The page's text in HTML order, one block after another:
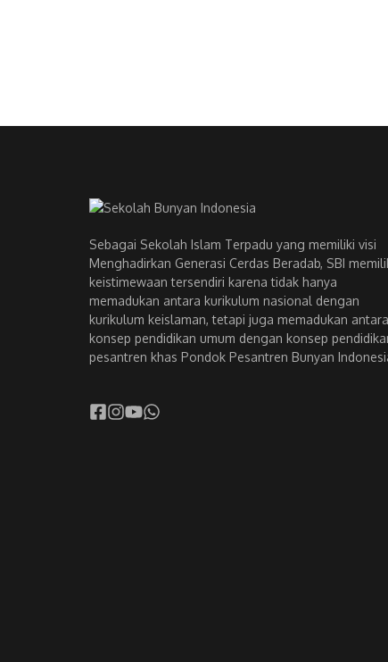
Sebagai Sekolah Islam Terpadu yang memiliki visi
Menghadirkan Generasi Cerdas Beradab, SBI
keistimewaan tersendiri karena tidak hanya
memadukan antara kurikulum nasional dengan
kurikulum keislaman, tetapi juga memadukan antara
konsep pendidikan umum dengan konsep
pesantren khas Pondok Pesantren Bunyan